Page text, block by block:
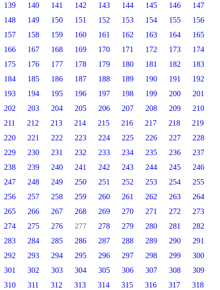
139
140 141 142 143 144 145 146
147
148
149 150 151 152 153 154 155
156
157
158 159 160 161 162 163 164
165
166
167 168 169 170 171 172 173
174
175
176 177 178 179 180 181 182
183
184
185 186 187 188 189 190 191
192
193
194 195 196 197 198 199 200
201
202
203 204 205 206 207 208 209
210
211
212 213 214 215 216 217 218
219
220
221 222 223 224 225 226 227
228
229
230 231 232 233 234 235 236
237
238
239 240 241 242 243 244 245
246
247
248 249 250 251 252 253 254
255
256
257 258 259 260 261 262 263
264
265
266 267 268 269 270 271 272
273
274
275 276 277 278 279 280 281
282
283
284 285 286 287 288 289 290
291
292
293 294 295 296 297 298 299
300
301
302 303 304 305 306 307 308
309
310
311 312 313 314 315 316 317
318